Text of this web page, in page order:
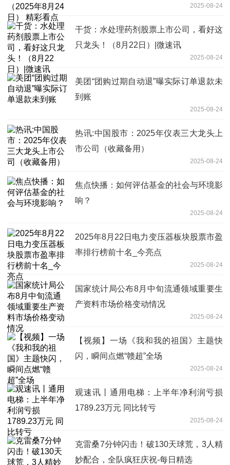
2025-08-24
干货：水处理药剂股票上市公司，看好这
只龙头！（8月22日）|微速讯
2025-08-24
美团“团购过期自动退”曝实际订单退款未
到账
2025-08-24
热讯:中国股市：2025年仪表三大龙头上
市公司（收藏备用）
2025-08-24
焦点快播：如何评估基金的社会与环境影
响？
2025-08-24
2025年8月22日电力变压器板块股票市盈
率排行榜前十名_今亮点
2025-08-24
国家统计局公布8月中旬流通领域重要生
产资料市场价格变动情况
2025-08-24
【视频】一场《我和我的祖国》主题快
闪，瞬间点燃“赣超”全场
2025-08-24
观速讯丨通用电梯：上半年净利润亏损
1789.23万元 同比转亏
2025-08-24
克雷桑7分钟闪击！破130天球荒，3人精
妙配合，全队疯狂庆祝-每日精选